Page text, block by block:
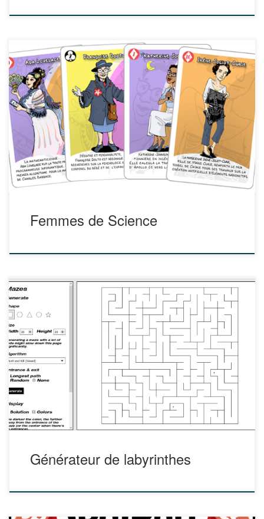
Découvrez 52 scientifiques remarquables, souvent
inconnues! Femmes de Science est un jeu de cartes qui
familiarise les joueurs avec des scientifiques remarquables
et souvent méconnues. Le jeu, sous licence Creative
Commons BY-NC-ND, offre ainsi des modèles inspirants
pour les enfants. Vous pouvez imprimer le jeu de cartes
vous-même via ce […]
Femmes de Science
Besoin de créer un labyrinthe pour un exercice, une énigme
d’escape game, etc ? Le site mazes.angelika.me vous
permet de générer des labyrinthes, d’en modifier la forme,
la taille, etc A découvrir ! https://mazes.angelika.me/
Générateur de labyrinthes